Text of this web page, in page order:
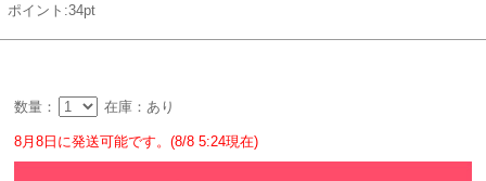
ポイント:34pt
数量： 在庫：あり
8月8日に発送可能です。(8/8 5:24現在)